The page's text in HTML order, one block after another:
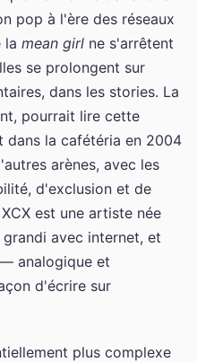
pop à l'ère des réseaux
la mean girl ne s'arrêtent
se prolongent sur
dans les stories. La
pourrait lire cette
dans la cafétéria en 2004
arènes, avec les
d'exclusion et de
est une artiste née
grandi avec internet, et
analogique et
d'écrire sur
plus complexe